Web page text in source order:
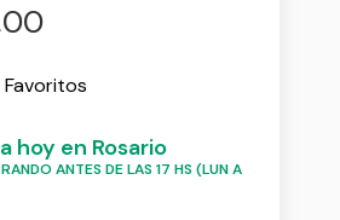
hoy en Rosario
ANTES DE LAS 17 HS (LUN A